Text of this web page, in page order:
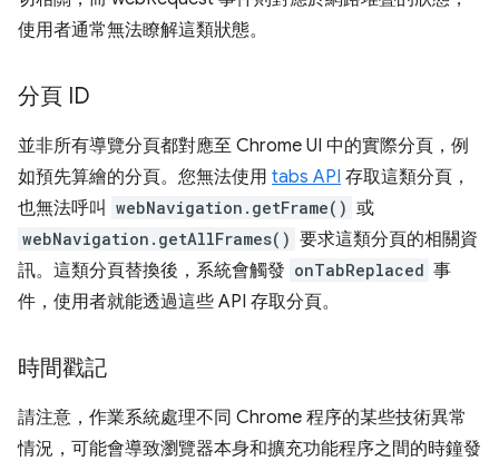
使用者通常無法瞭解這類狀態。
分頁 ID
並非所有導覽分頁都對應至 Chrome UI 中的實際分頁，例
如預先算繪的分頁。您無法使用 tabs API 存取這類分頁，
也無法呼叫 webNavigation.getFrame() 或
webNavigation.getAllFrames() 要求這類分頁的相關資
訊。這類分頁替換後，系統會觸發 onTabReplaced 事
件，使用者就能透過這些 API 存取分頁。
時間戳記
請注意，作業系統處理不同 Chrome 程序的某些技術異常
情況，可能會導致瀏覽器本身和擴充功能程序之間的時鐘發